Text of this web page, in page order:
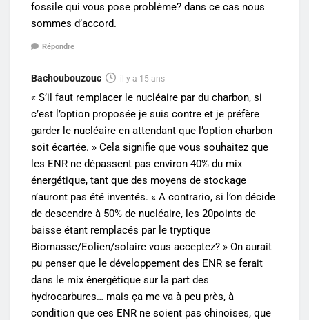
fossile qui vous pose problème? dans ce cas nous
sommes d’accord.
Répondre
Bachoubouzouc il y a 15 ans
« S’il faut remplacer le nucléaire par du charbon, si
c’est l’option proposée je suis contre et je préfère
garder le nucléaire en attendant que l’option charbon
soit écartée. » Cela signifie que vous souhaitez que
les ENR ne dépassent pas environ 40% du mix
énergétique, tant que des moyens de stockage
n’auront pas été inventés. « A contrario, si l’on décide
de descendre à 50% de nucléaire, les 20points de
baisse étant remplacés par le tryptique
Biomasse/Eolien/solaire vous acceptez? » On aurait
pu penser que le développement des ENR se ferait
dans le mix énergétique sur la part des
hydrocarbures… mais ça me va à peu près, à
condition que ces ENR ne soient pas chinoises, que